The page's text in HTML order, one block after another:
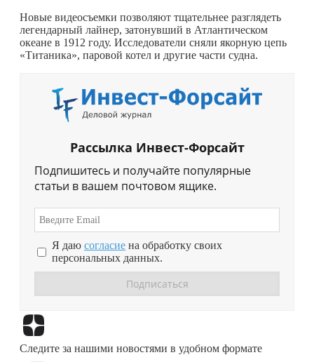
Новые видеосъемки позволяют тщательнее разглядеть
легендарный лайнер, затонувший в Атлантическом
океане в 1912 году. Исследователи сняли якорную цепь
«Титаника», паровой котел и другие части судна.
Рассылка Инвест-Форсайт
Подпишитесь и получайте популярные
статьи в вашем почтовом ящике.
Я даю согласие на обработку своих
персональных данных.
Следите за нашими новостями в удобном формате